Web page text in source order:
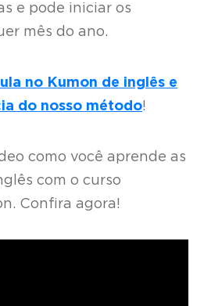
e pode iniciar os
mês do ano.
no Kumon de inglês e
do nosso método!
como você aprende as
com o curso
Confira agora!